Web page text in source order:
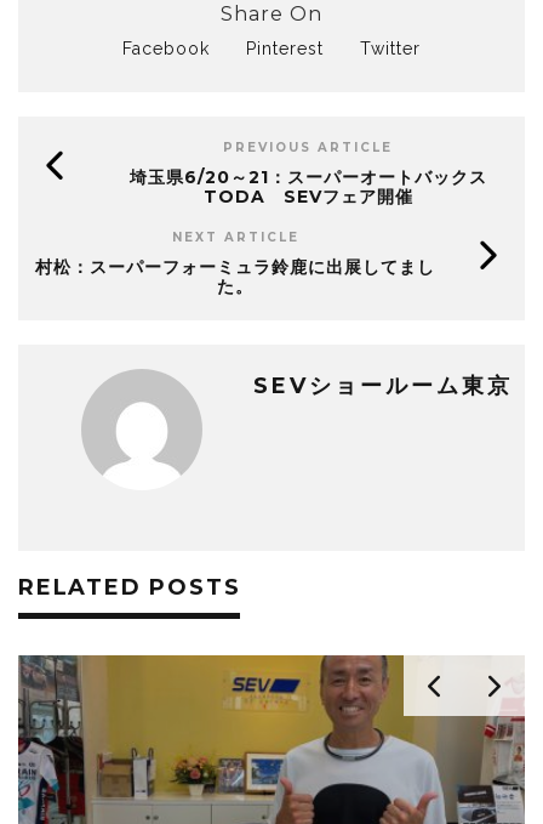
Share On
Facebook Pinterest Twitter
PREVIOUS ARTICLE
埼玉県6/20～21：スーパーオートバックス
TODA SEVフェア開催
NEXT ARTICLE
村松：スーパーフォーミュラ鈴鹿に出展してまし
た。
SEVショールーム東京
RELATED POSTS